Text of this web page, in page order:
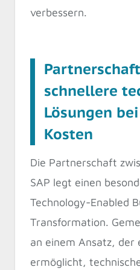
verbessern.
schnellere
Lösungen
Kosten
Die Partnerschaft
SAP legt einen
Technology-Enabled
Transformation.
an einem Ansatz, der
ermöglicht,